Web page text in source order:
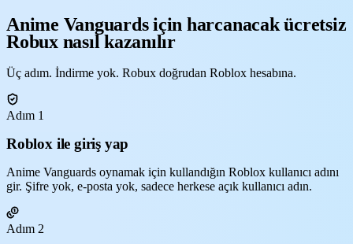
Anime Vanguards için harcanacak ücretsiz
Robux nasıl kazanılır
Üç adım. İndirme yok. Robux doğrudan Roblox hesabına.
Adım 1
Roblox ile giriş yap
Anime Vanguards oynamak için kullandığın Roblox kullanıcı adını
gir. Şifre yok, e-posta yok, sadece herkese açık kullanıcı adın.
Adım 2